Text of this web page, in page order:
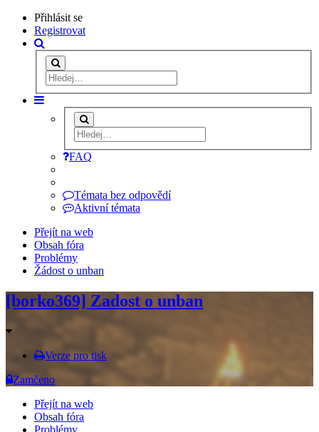
Přihlásit se
Registrovat
FAQ
Témata bez odpovědí
Aktivní témata
Přejít na web
Obsah fóra
Problémy
Žádost o unban
[borko369] Zadost o unban
Verze pro tisk
Zamčeno
Přejít na web
Obsah fóra
Problémy